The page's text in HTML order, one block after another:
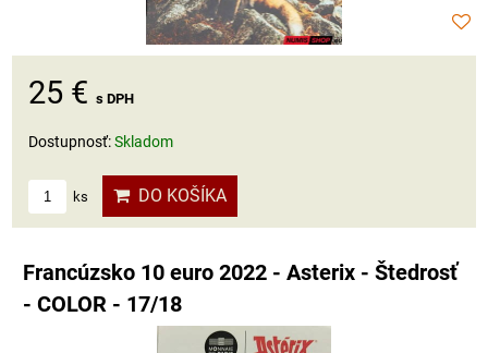
25 € s DPH
Dostupnosť:Skladom
ks DO KOŠÍKA
Francúzsko 10 euro 2022 - Asterix - Štedrosť
- COLOR - 17/18